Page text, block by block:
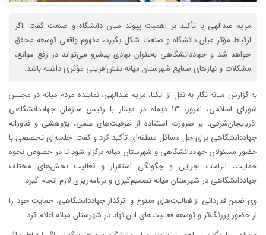
مریم عبدالهی با تأکید بر اهمیت پیوند میان دانشگاه و صنعت گفت: اگر
ارتباط مؤثر میان دانشگاه و صنعت شکل بگیرد، مفهوم واقعی توسعه محقق
خواهد شد و جهاددانشگاهی به‌عنوان نهادی پیشرو می‌تواند در رفع موانع،
مشکلات و نیازهای صنایع شهرستان میانه نقش‌آفرینی مؤثری داشته باشد.
به گزارش میانه نگار به نقل از ایکنا، مریم عبدالهی، نماینده مردم میانه در مجلس
شورای اسلامی، امروز، ۱۳ دیماه در دیدار با رئیس سازمان جهاددانشگاهی
آذربایجان‌شرقی، بر ضرورت استفاده از ظرفیت‌های علمی، پژوهشی و فناورانه
جهاددانشگاهی برای حل مسائل منطقه‌ای تأکید کرد و گفت: جلسه‌ای تخصصی با
حضور مسئولان جهاددانشگاهی و شهرستان میانه برگزار شود تا در خصوص نحوه
حمایت، الزامات اجرایی و چگونگی استقرار و فعالیت بخش‌های مختلف
جهاددانشگاهی در شهرستان میانه تصمیم‌گیری و برنامه‌ریزی لازم انجام گیرد.
وی ضمن قدردانی از فعالیت‌های متنوع و اثرگذار جهاددانشگاهی، حمایت خود را
از حضور پررنگ‌تر و توسعه فعالیت‌های این نهاد در شهرستان میانه اعلام کرد.